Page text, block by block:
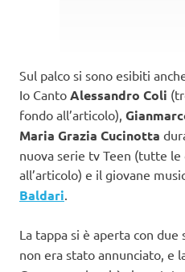
Sul palco si sono esibiti
Io Canto Alessandro Coli
fondo all’articolo),
Maria Grazia Cucinotta
nuova serie tv Teen (tutte
all’articolo) e il giovane
Baldari
La tappa si è aperta con due
non era stato annunciato, e